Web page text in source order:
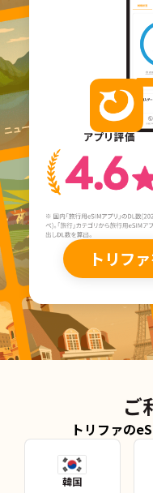
トリフ
ご
トリファの
韓国